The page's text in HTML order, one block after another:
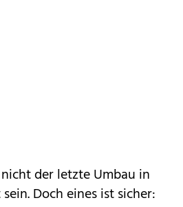
der letzte Umbau in
Doch eines ist sicher: